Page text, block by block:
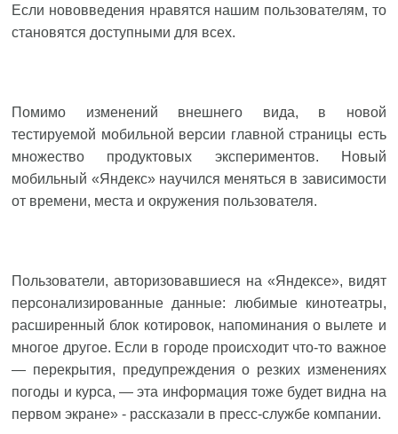
Если нововведения нравятся нашим пользователям, то
становятся доступными для всех.
Помимо изменений внешнего вида, в новой
тестируемой мобильной версии главной страницы есть
множество продуктовых экспериментов. Новый
мобильный «Яндекс» научился меняться в зависимости
от времени, места и окружения пользователя.
Пользователи, авторизовавшиеся на «Яндексе», видят
персонализированные данные: любимые кинотеатры,
расширенный блок котировок, напоминания о вылете и
многое другое. Если в городе происходит что-то важное
— перекрытия, предупреждения о резких изменениях
погоды и курса, — эта информация тоже будет видна на
первом экране» - рассказали в пресс-службе компании.